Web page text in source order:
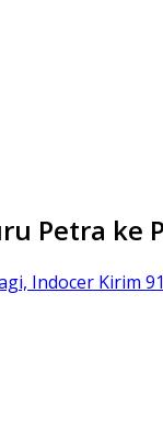
Petra ke
Indocer Kirim